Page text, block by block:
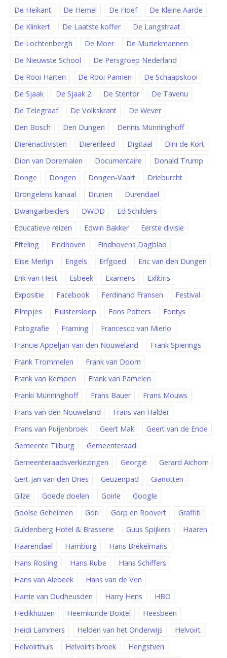
De Heikant
De Hemel De Hoef
De Kleine Aarde
De Klinkert
De Laatste koffer
De Langstraat
De Lochtenbergh
De Moer
De Muziekmannen
De Nieuwste School
De Persgroep Nederland
De Rooi Harten
De Rooi Pannen
De Schaapskooi
De Sjaak
De Sjaak 2 De Stentor
De Tavenu
De Telegraaf
De Volkskrant
De Wever
Den Bosch
Den Dungen
Dennis Münninghoff
Dierenactivisten
Dierenleed Digitaal
Dini de Kort
Dion van Doremalen
Documentaire
Donald Trump
Donge
Dongen Dongen-Vaart
Drieburcht
Drongelens kanaal
Drunen
Durendael
Dwangarbeiders
DWDD
Ed Schilders
Educatieve reizen
Edwin Bakker
Eerste divisie
Efteling
Eindhoven
Eindhovens Dagblad
Elise Merlijn
Engels Erfgoed
Eric van den Dungen
Erik van Hest
Esbeek Examens
Exlibris
Expositie
Facebook Ferdinand Fransen
Festival
Filmpjes
Fluistersloep Fons Potters
Fontys
Fotografie
Framing
Francesco van Mierlo
Francie Appeljan-van den Nouweland
Frank Spierings
Frank Trommelen
Frank van Doorn
Frank van Kempen
Frank van Pamelen
Franki Münninghoff
Frans Bauer
Frans Mouws
Frans van den Nouweland
Frans van Halder
Frans van Puijenbroek
Geert Mak
Geert van de Ende
Gemeente Tilburg
Gemeenteraad
Gemeenteraadsverkiezingen
Georgië
Gerard Aichorn
Gert-Jan van den Dries
Geuzenpad
Gianotten
Gilze
Goede doelen Goirle
Google
Goolse Geheimen
Gori Gorp en Roovert
Graffiti
Guldenberg Hotel & Brasserie
Guus Spijkers
Haaren
Haarendael
Hamburg
Hans Brekelmans
Hans Rosling
Hans Rube
Hans Schiffers
Hans van Alebeek
Hans van de Ven
Harrie van Oudheusden
Harry Hens
HBO
Hedikhuizen
Heemkunde Boxtel
Heesbeen
Heidi Lammers
Helden van het Onderwijs
Helvoirt
Helvoirthuis
Helvoirts broek
Hengstven